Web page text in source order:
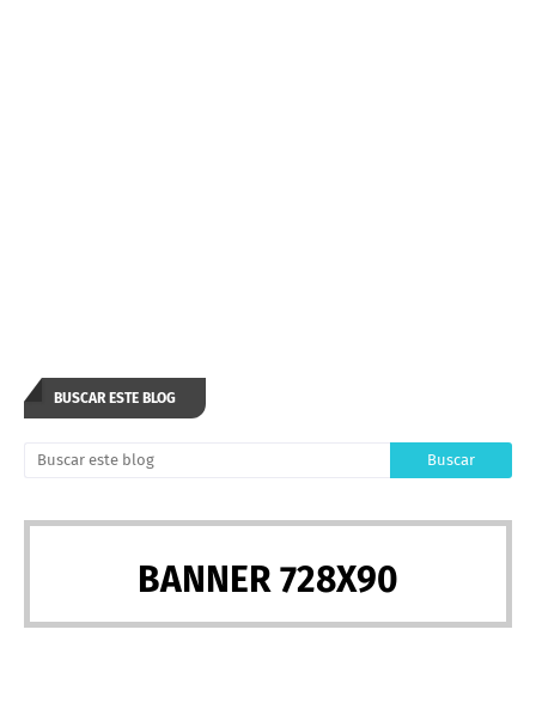
BUSCAR ESTE BLOG
BANNER 728X90